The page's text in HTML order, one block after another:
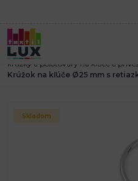
Úvod
krúžky a polotovary na kľúče a
Krúžok na kľúče Ø25 mm s
Skladom